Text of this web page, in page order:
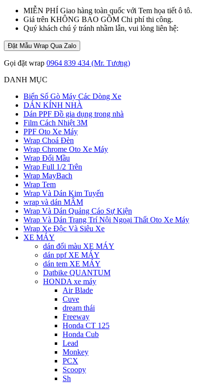
MIỄN PHÍ Giao hàng toàn quốc với Tem họa tiết ô tô.
Giá trên KHÔNG BAO GỒM Chi phí thi công.
Quý khách chú ý tránh nhầm lẫn, vui lòng liên hệ:
Đặt Mẫu Wrap Qua Zalo
Gọi đặt wrap 0964 839 434 (Mr. Tương)
DANH MỤC
Biển Số Gò Máy Các Dòng Xe
DÁN KÍNH NHÀ
Dán PPF Đồ gia dụng trong nhà
Film Cách Nhiệt 3M
PPF Oto Xe Máy
Wrap Choá Đèn
Wrap Chrome Oto Xe Máy
Wrap Đổi Mầu
Wrap Full 1/2 Trên
Wrap MayBach
Wrap Tem
Wrap Và Dán Kim Tuyến
wrap và dán MÂM
Wrap Và Dán Quảng Cáo Sự Kiện
Wrap Và Dán Trang Trí Nội Ngoại Thất Oto Xe Máy
Wrap Xe Độc Và Siêu Xe
XE MÁY
dán đổi màu XE MÁY
dán ppf XE MÁY
dán tem XE MÁY
Datbike QUANTUM
HONDA xe máy
Air Blade
Cuve
dream thái
Freeway
Honda CT 125
Honda Cub
Lead
Monkey
PCX
Scoopy
Sh